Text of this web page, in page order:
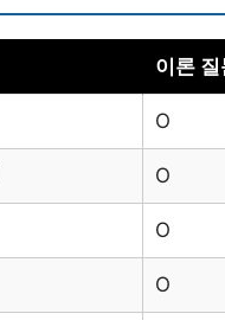
이론 질
O
O
O
O